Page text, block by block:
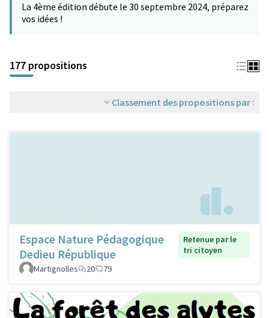
−
La 4ème édition débute le 30 septembre 2024, préparez
vos idées !
177 propositions
Classement des propositions par :
Espace Nature Pédagogique
Dedieu République
Retenue par le
tri citoyen
Martignolles
20 79